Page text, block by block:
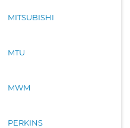
MITSUBISHI
MTU
MWM
PERKINS